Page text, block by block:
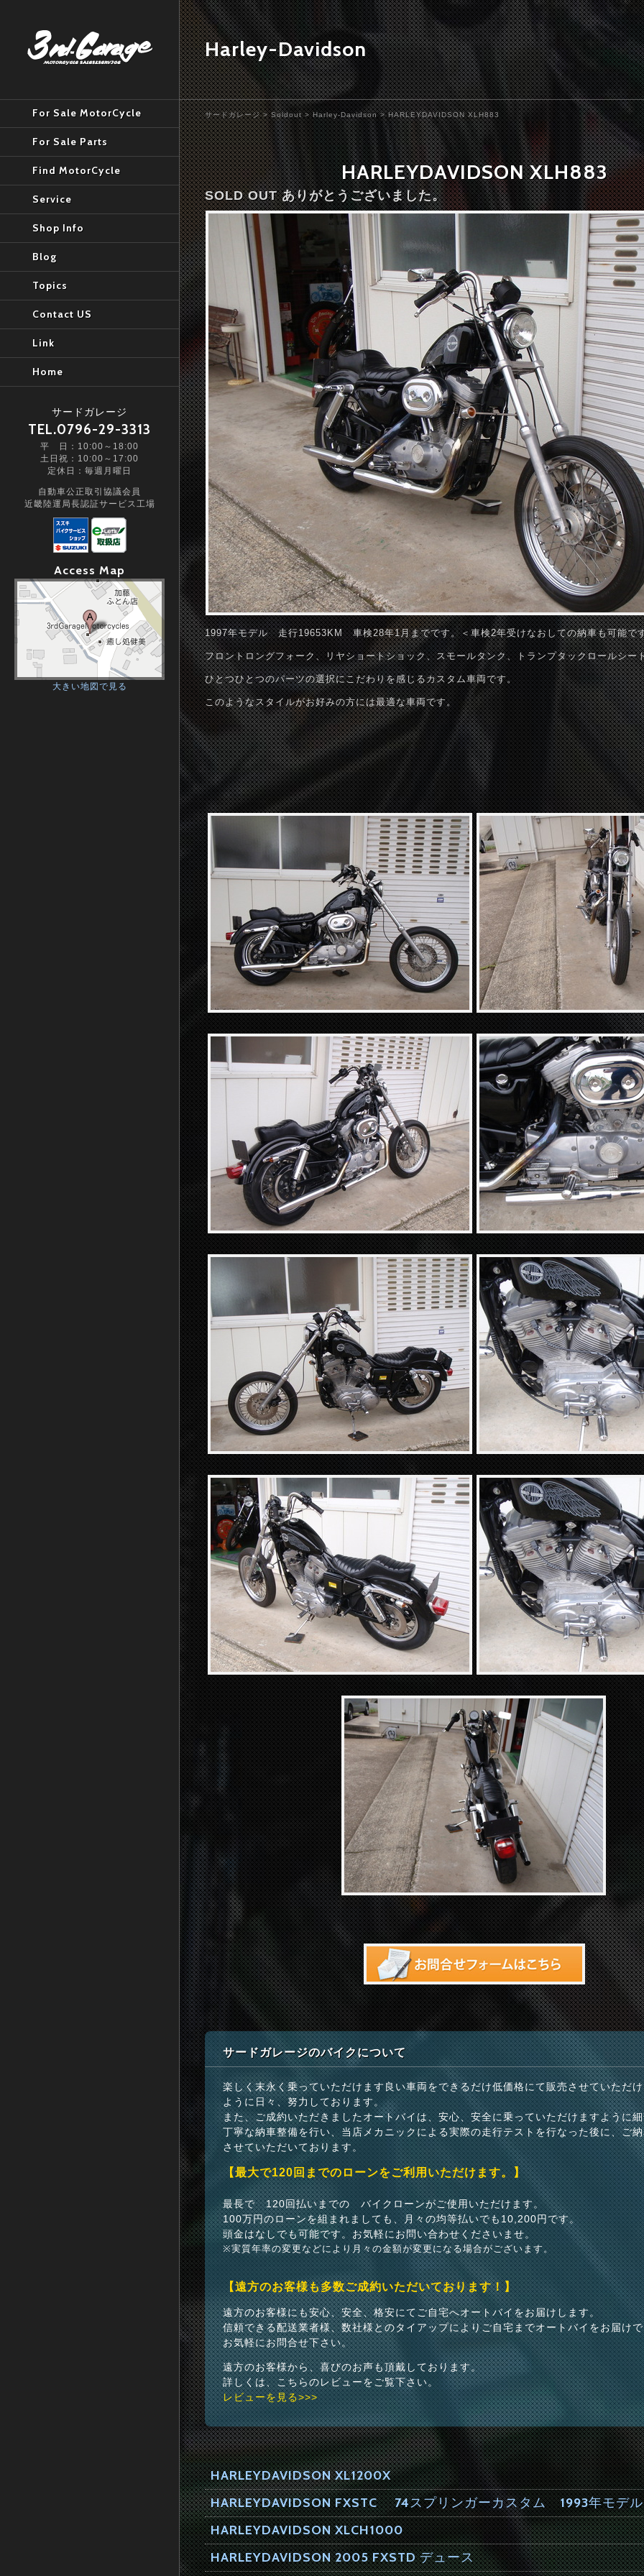
Harley-Davidson
サードガレージ>Soldout>Harley-Davidson> HARLEYDAVIDSON XLH883
HARLEYDAVIDSON XLH883
SOLD OUT ありがとうございました。
1997年モデル 走行19653KM 車検28年1月までです。＜車検2年受けなおしての納車も可能で
フロントロングフォーク、リヤショートショック、スモールタンク、トランプタックロールシー
ひとつひとつのパーツの選択にこだわりを感じるカスタム車両です。
このようなスタイルがお好みの方には最適な車両です。
サードガレージのバイクについて
楽しく末永く乗っていただけます良い車両をできるだけ低価格にて販売させていただ
ように日々、努力しております。
また、ご成約いただきましたオートバイは、安心、安全に乗っていただけますように
丁寧な納車整備を行い、当店メカニックによる実際の走行テストを行なった後に、ご
させていただいております。
【最大で120回までのローンをご利用いただけます。】
最長で 120回払いまでの バイクローンがご使用いただけます。
100万円のローンを組まれましても、月々の均等払いでも10,200円です。
頭金はなしでも可能です。お気軽にお問い合わせくださいませ。
※実質年率の変更などにより月々の金額が変更になる場合がございます。
【遠方のお客様も多数ご成約いただいております！】
遠方のお客様にも安心、安全、格安にてご自宅へオートバイをお届けします。
信頼できる配送業者様、数社様とのタイアップによりご自宅までオートバイをお届け
お気軽にお問合せ下さい。
遠方のお客様から、喜びのお声も頂戴しております。
詳しくは、こちらのレビューをご覧下さい。
レビューを見る>>>
HARLEYDAVIDSON XL1200X
HARLEYDAVIDSON FXSTC 74スプリンガーカスタム 1993年モデル
HARLEYDAVIDSON XLCH1000
HARLEYDAVIDSON 2005 FXSTD デュース
For Sale MotorCycle
For Sale Parts
Find MotorCycle
Service
Shop Info
Blog
Topics
Contact US
Link
Home
サードガレージ
TEL.0796-29-3313
平 日：10:00～18:00
土日祝：10:00～17:00
定休日：毎週月曜日
自動車公正取引協議会員
近畿陸運局長認証サービス工場
Access Map
大きい地図で見る